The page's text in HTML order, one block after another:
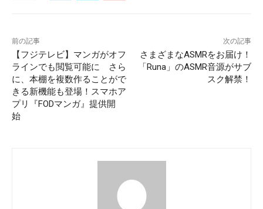
前の記事
【フジテレビ】マンガがオフ
ラインでも閲覧可能に さら
に、本棚を複数作ることがで
きる新機能も登場！スマホア
プリ『FODマンガ』提供開
始
次の記事
さまざまなASMRをお届け！
「Runa」のASMR音源がサブ
スク解禁！